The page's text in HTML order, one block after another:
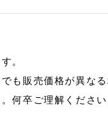
。
も販売価格が異なる
何卒ご理解ください